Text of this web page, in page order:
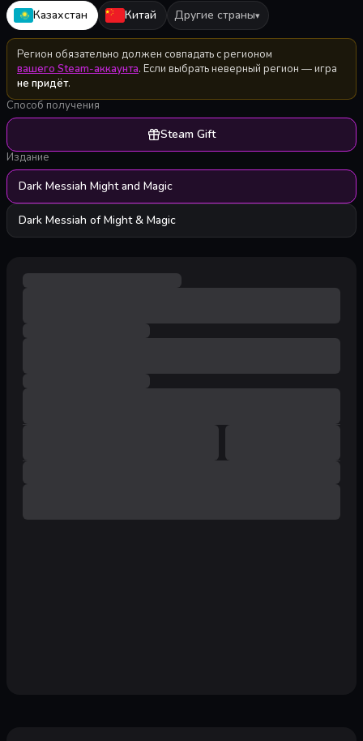
постоянные сражения и кровопролитные схватки. Меч, магия,
коварный удар в спину - выберите свой путь к славе.
Казахстан Китай Другие страны▾
Регион обязательно должен совпадать с регионом
вашего Steam-аккаунта. Если выбрать неверный регион — игра
не придёт.
Способ получения
Steam Gift
Издание
Dark Messiah Might and Magic
Dark Messiah of Might & Magic